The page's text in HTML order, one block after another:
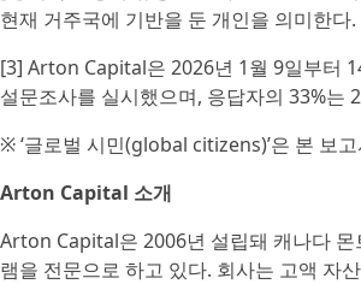
현재 거주국에 기반을 둔 개인을 의미한다.
[3] Arton Capital은 2026년 1월 9일부터
설문조사를 실시했으며, 응답자의 33%는
※ ‘글로벌 시민(global citizens)’은 본 보
Arton Capital 소개
Arton Capital은 2006년 설립돼 캐나다
램을 전문으로 하고 있다. 회사는 고액 자